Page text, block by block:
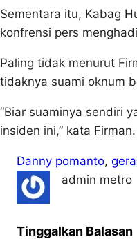
Sementara itu, Kabag
konfrensi pers
Paling tidak menurut
tidaknya suami oknum
“Biar suaminya sendiri
insiden ini,” kata Firman.
Danny pomanto,
admin metro
Tinggalkan Balasan